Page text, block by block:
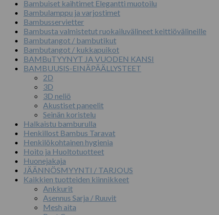
Bambuiset kaihtimet Elegantti muotoilu
Bambulamppu ja varjostimet
Bambusservietter
Bambusta valmistetut ruokailuvälineet keittiövälineille
Bambutangot / bambutikut
Bambutangot / kukkapuikot
BAMBuTYYNYT JA VUODEN KANSI
BAMBUUSIS-EINÄPÄÄLLYSTEET
2D
3D
3D neliö
Akustiset paneelit
Seinän koristelu
Halkaistu bamburulla
Henkillost Bambus Taravat
Henkilökohtainen hygienia
Hoito ja Huoltotuotteet
Huonejakaja
JÄÄNNÖSMYYNTI / TARJOUS
Kaikkien tuotteiden kiinnikkeet
Ankkurit
Asennus Sarja / Ruuvit
Mesh aita